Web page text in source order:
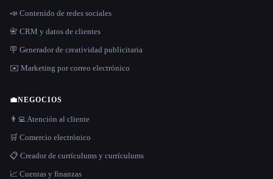
📣 Contenido de redes sociales
📇 CRM y datos de clientes
🪧 Generador de creatividad publicitaria
✉️ Marketing por correo electrónico
💼NEGOCIOS
👨‍💻 Atención al cliente
🛒 Comercio electrónico
📋 Creador de currículums y currículums
📈 Cuentas y finanzas